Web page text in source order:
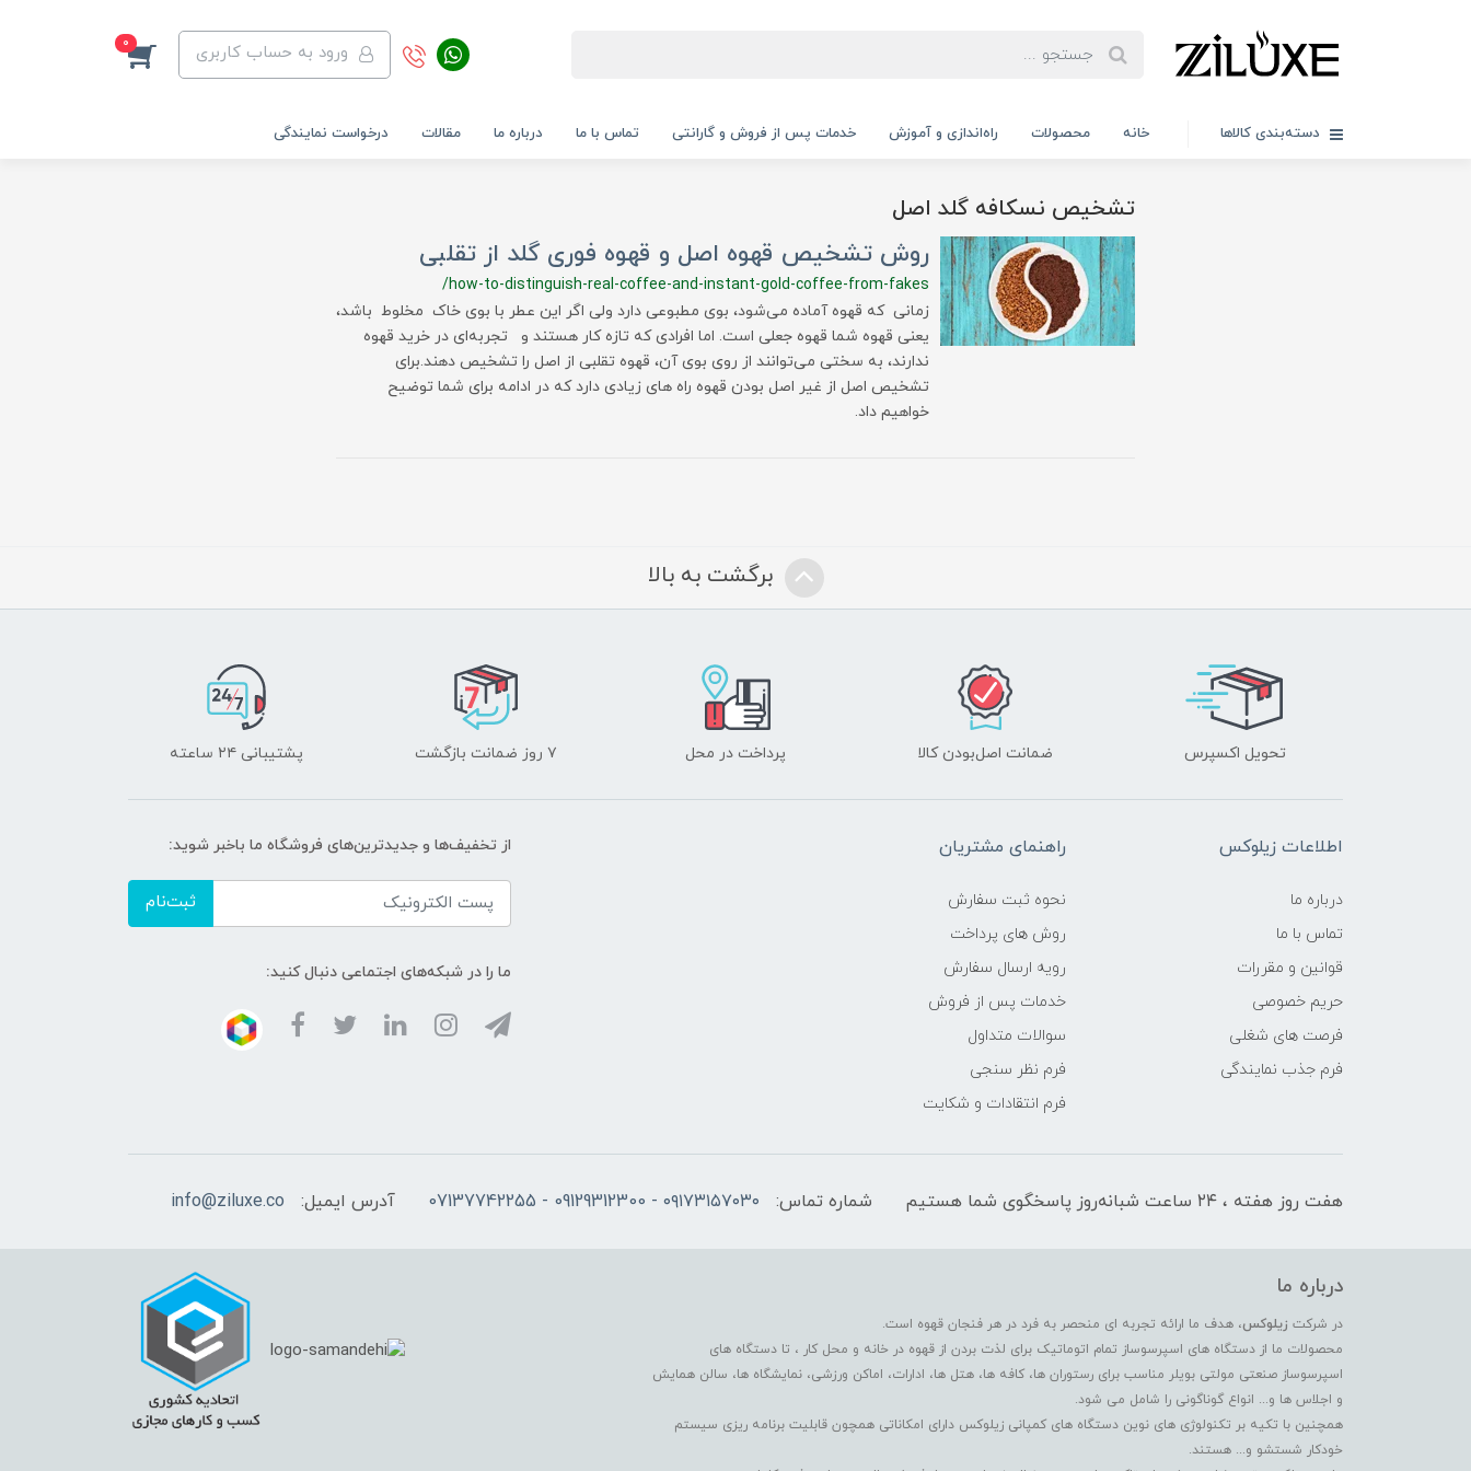
ورود به حساب کاربری 0
دسته‌بندی کالاها خانه محصولات راه‌اندازی و آموزش خدمات پس از فروش و گارانتی تماس با ما درباره ما مقالات درخواست نمایندگی
تشخیص نسکافه گلد اصل
روش تشخیص قهوه اصل و قهوه فوری گلد از تقلبی
/how-to-distinguish-real-coffee-and-instant-gold-coffee-from-fakes
زمانی که قهوه آماده می‌شود، بوی مطبوعی دارد ولی اگر این عطر با بوی خاک مخلوط باشد،
یعنی قهوه شما قهوه جعلی است. اما افرادی که تازه کار هستند و تجربه‌ای در خرید قهوه
ندارند، به سختی می‌توانند از روی بوی آن، قهوه تقلبی از اصل را تشخیص دهند.برای
تشخیص اصل از غیر اصل بودن قهوه راه های زیادی دارد که در ادامه برای شما توضیح
خواهیم داد.
برگشت به بالا
تحویل اکسپرس ضمانت اصل‌بودن کالا پرداخت در محل ۷ روز ضمانت بازگشت پشتیبانی ۲۴ ساعته
اطلاعات زیلوکس
درباره ما
تماس با ما
قوانین و مقررات
حریم خصوصی
فرصت های شغلی
فرم جذب نمایندگی
راهنمای مشتریان
نحوه ثبت سفارش
روش های پرداخت
رویه ارسال سفارش
خدمات پس از فروش
سوالات متداول
فرم نظر سنجی
فرم انتقادات و شکایت
از تخفیف‌ها و جدیدترین‌های فروشگاه ما باخبر شوید:
ثبت‌نام
ما را در شبکه‌های اجتماعی دنبال کنید:
هفت روز هفته ، ۲۴ ساعت شبانه‌روز پاسخگوی شما هستیم شماره تماس: ۰۹۱۷۳۱۵۷۰۳۰ - 09129312300 - 07137742255 آدرس ایمیل: info@ziluxe.co
درباره ما
در شرکت زیلوکس، هدف ما ارائه تجربه ای منحصر به فرد در هر فنجان قهوه است.
محصولات ما از دستگاه های اسپرسوساز تمام اتوماتیک برای لذت بردن از قهوه در خانه و محل کار ، تا دستگاه های
اسپرسوساز صنعتی مولتی بویلر مناسب برای رستوران ها، کافه ها، هتل ها، ادارات، اماکن ورزشی، نمایشگاه ها، سالن همایش
و اجلاس ها و... انواع گوناگونی را شامل می شود.
همچنین با تکیه بر تکنولوژی های نوین دستگاه های کمپانی زیلوکس دارای امکاناتی همچون قابلیت برنامه ریزی سیستم
خودکار شستشو و... هستند.